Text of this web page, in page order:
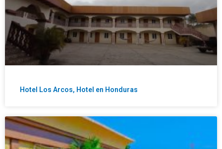
Hotel Los Arcos, Hotel en Honduras